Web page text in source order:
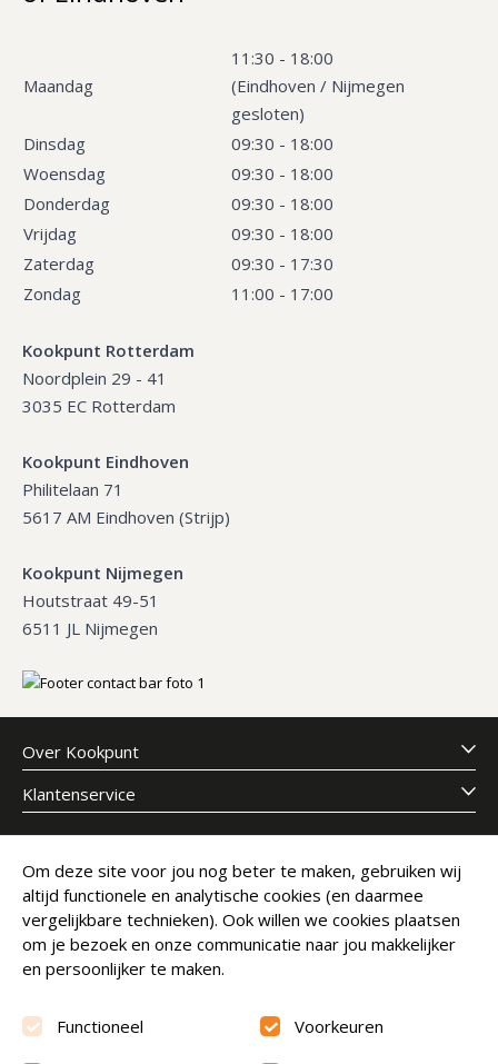
Maandag
11:30 - 18:00
(Eindhoven / Nijmegen
gesloten)
Dinsdag
09:30 - 18:00
Woensdag
09:30 - 18:00
Donderdag
09:30 - 18:00
Vrijdag
09:30 - 18:00
Zaterdag
09:30 - 17:30
Zondag
11:00 - 17:00
Kookpunt Rotterdam
Noordplein 29 - 41
3035 EC Rotterdam
Kookpunt Eindhoven
Philitelaan 71
5617 AM Eindhoven (Strijp)
Kookpunt Nijmegen
Houtstraat 49-51
6511 JL Nijmegen
Over Kookpunt
Klantenservice
Meld je aan voor onze nieuwsbrief
E-mailadres
Abonneer
Om deze site voor jou nog beter te maken, gebruiken wij
altijd functionele en analytische cookies (en daarmee
vergelijkbare technieken). Ook willen we cookies plaatsen
om je bezoek en onze communicatie naar jou makkelijker
en persoonlijker te maken.
Functioneel Voorkeuren